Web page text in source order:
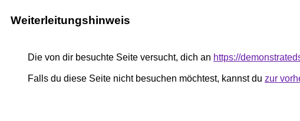
Weiterleitungshinweis
Die von dir besuchte Seite versucht, dich an https://
Falls du diese Seite nicht besuchen möchtest, kannst du zur